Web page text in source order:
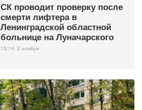
СК проводит проверку после
смерти лифтера в
Ленинградской областной
больнице на Луначарского
15:14, 2 ноября